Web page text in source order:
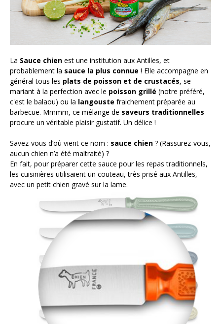
Nos actus pimentées
Pour aller plus loin
POINTS DE VENTE
La Sauce chien est une institution aux Antilles, et
probablement la sauce la plus connue ! Elle accompagne en
général tous les plats de poisson et de crustacés, se
mariant à la perfection avec le poisson grillé (notre préféré,
c'est le balaou) ou la langouste fraichement préparée au
barbecue. Mmmm, ce mélange de saveurs traditionnelles
procure un véritable plaisir gustatif. Un délice !
Savez-vous d’où vient ce nom : sauce chien ? (Rassurez-vous,
aucun chien n’a été maltraité) ?
En fait, pour préparer cette sauce pour les repas traditionnels,
les cuisinières utilisaient un couteau, très prisé aux Antilles,
avec un petit chien gravé sur la lame.